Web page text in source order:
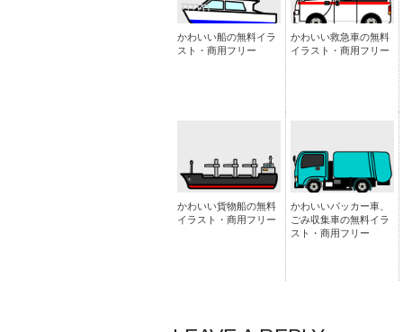
かわいい船の無料イラ
スト・商用フリー
かわいい救急車の無料
イラスト・商用フリー
かわいい貨物船の無料
イラスト・商用フリー
かわいいパッカー車、
ごみ収集車の無料イラ
スト・商用フリー